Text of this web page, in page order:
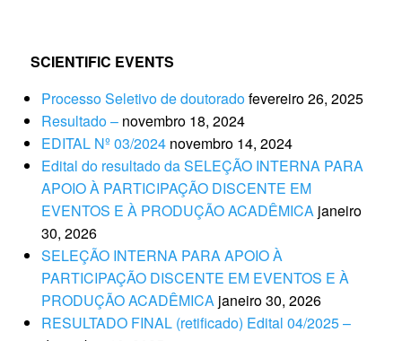
SCIENTIFIC EVENTS
Processo Seletivo de doutoradofevereiro 26, 2025
Resultado – novembro 18, 2024
EDITAL Nº 03/2024 novembro 14, 2024
Edital do resultado da SELEÇÃO INTERNA PARA
APOIO À PARTICIPAÇÃO DISCENTE EM
EVENTOS E À PRODUÇÃO ACADÊMICA janeiro
30, 2026
SELEÇÃO INTERNA PARA APOIO À
PARTICIPAÇÃO DISCENTE EM EVENTOS E À
PRODUÇÃO ACADÊMICA janeiro 30, 2026
RESULTADO FINAL (retificado) Edital 04/2025 –